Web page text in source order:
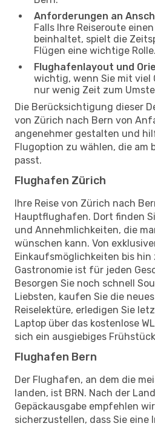
Anforderungen an
Falls Ihre Reiseroute
beinhaltet, spielt die
Flügen eine wichtige Rolle.
Flughafenlayout und
wichtig, wenn Sie mit viel
nur wenig Zeit zum
Die Berücksichtigung dieser
von Zürich nach Bern von
angenehmer gestalten und
Flugoption zu wählen, die am
passt.
Flughafen Zürich
Ihre Reise von Zürich nach
Hauptflughafen. Dort finden
und Annehmlichkeiten, die
wünschen kann. Von
Einkaufsmöglichkeiten bis hin
Gastronomie ist für jeden
Besorgen Sie noch schnell
Liebsten, kaufen Sie die
Reiselektüre, erledigen Sie
Laptop über das kostenlose
sich ein ausgiebiges
Flughafen Bern
Der Flughafen, an dem die
landen, ist BRN. Nach der
Gepäckausgabe empfehlen
sicherzustellen, dass Sie